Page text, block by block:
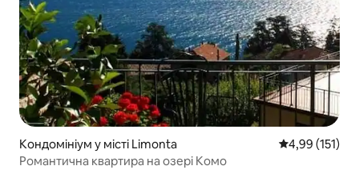
Кондомініум у місті Limonta Середня
4,99 (151)
Романтична квартира на озері Комо